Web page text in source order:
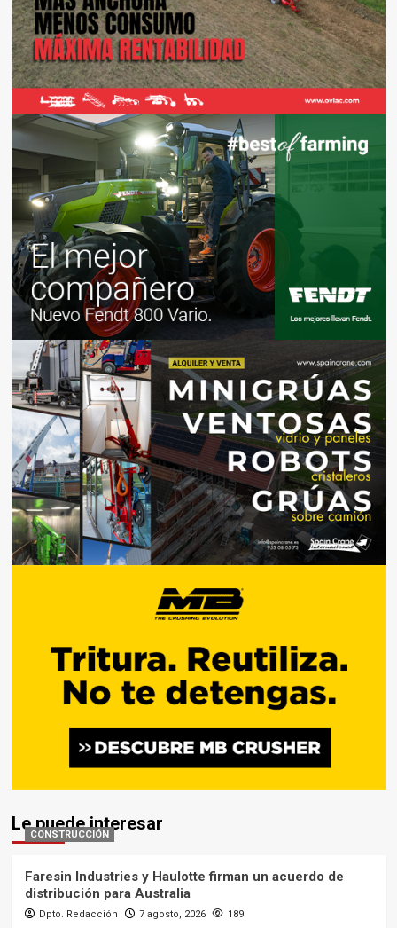
Le puede interesar
CONSTRUCCIÓN
Faresin Industries y Haulotte firman un acuerdo de
distribución para Australia
Dpto. Redacción 7 agosto, 2026 189